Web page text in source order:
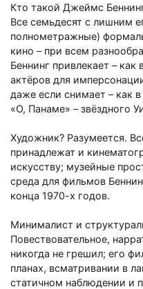
Кто такой Джеймс
Все семьдесят с лишним
полнометражные)
кино – при всем
Беннинг привлекает – как
актёров для
даже если снимает – как
«О, Панаме» –звёздного
Художник? Разумеется.
принадлежат и
искусству; музейные
среда для фильмов
конца 1970-х годов.
Минималист и
Повествовательное,
никогда не грешил; его
планах, всматривании в
статичном наблюдении и